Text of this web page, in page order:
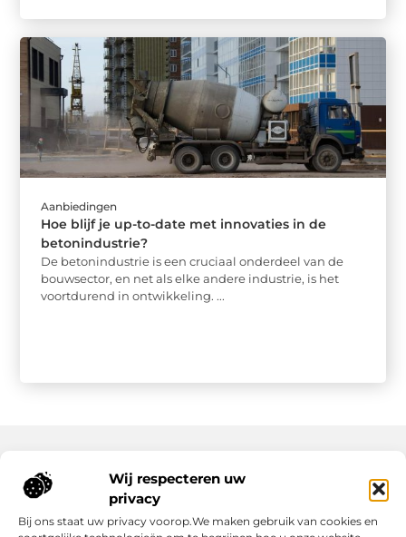
Wij respecteren uw
privacy
Bij ons staat uw privacy voorop.We maken gebruik van cookies en
Aanbiedingen
Hoe blijf je up-to-date met innovaties in de
betonindustrie?
De betonindustrie is een cruciaal onderdeel van de
bouwsector, en net als elke andere industrie, is het
voortdurend in ontwikkeling. ...
Onze informatie